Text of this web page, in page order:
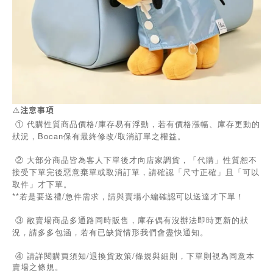
⚠️注意事項
① 代購性質商品價格/庫存易有浮動，若有價格漲幅、庫存更動的
狀況，Bocan保有最終修改/取消訂單之權益。
② 大部分商品皆為客人下單後才向店家調貨，「代購」性質恕不
接受下單完後惡意棄單或取消訂單，請確認「尺寸正確」且「可以
取件」才下單。
**若是要送禮/急件需求，請與賣場小編確認可以送達才下單！
③ 敝賣場商品多通路同時販售，庫存偶有沒辦法即時更新的狀
況，請多多包涵，若有已缺貨情形我們會盡快通知。
④ 請詳閱購買須知/退換貨政策/條規與細則，下單則視為同意本
賣場之條規。